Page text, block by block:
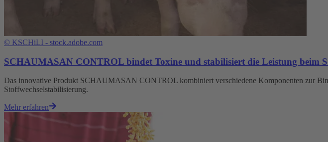
© KSCHiLI - stock.adobe.com
SCHAUMASAN CONTROL bindet Toxine und stabilisiert die Leistung beim
Das innovative Produkt SCHAUMASAN CONTROL kombiniert verschiedene Komponenten zur
Stoffwechselstabilisierung.
Mehr erfahren